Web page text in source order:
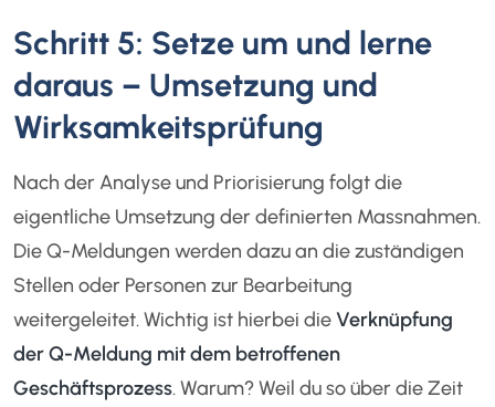
Schritt 5: Setze um und lerne
daraus – Umsetzung und
Wirksamkeitsprüfung
Nach der Analyse und Priorisierung folgt die
eigentliche Umsetzung der definierten Massnahmen.
Die Q-Meldungen werden dazu an die zuständigen
Stellen oder Personen zur Bearbeitung
weitergeleitet. Wichtig ist hierbei dieVerknüpfung
der Q-Meldung mit dem betroffenen
Geschäftsprozess. Warum? Weil du so über die Zeit